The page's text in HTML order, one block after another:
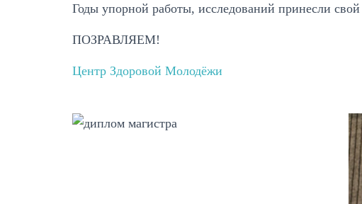
Годы упорной работы, исследований принесли
ПОЗРАВЛЯЕМ!
Центр Здоровой Молодёжи